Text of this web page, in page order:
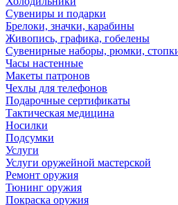
Сувениры и подарки
Брелоки, значки, карабины
Живопись, графика, гобелены
Сувенирные наборы, рюмки,
Часы настенные
Макеты патронов
Чехлы для телефонов
Подарочные сертификаты
Тактическая медицина
Носилки
Подсумки
Услуги
Услуги оружейной мастерской
Ремонт оружия
Тюнинг оружия
Покраска оружия